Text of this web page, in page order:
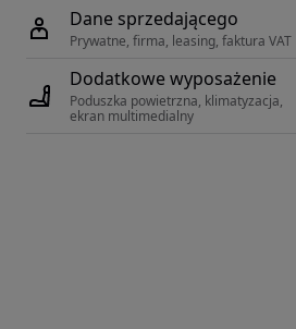
Dane sprzedającego
Prywatne, firma, leasing, faktura VAT
Dodatkowe wyposażenie
Poduszka powietrzna, klimatyzacja,
ekran multimedialny